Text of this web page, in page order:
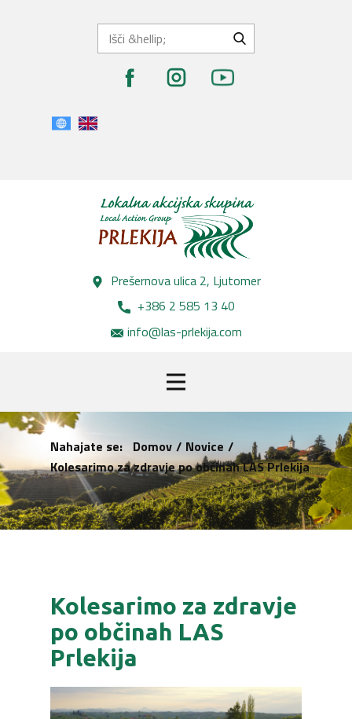
info@las-prlekija.com
+386 2 585 13 40
Prešernova ulica 2, Lj​utomer
Nahajate se: Domov / Novice /
Kolesarimo za zdravje po občinah LAS Prlekija
Kolesarimo za zdravje
po občinah LAS
Prlekija